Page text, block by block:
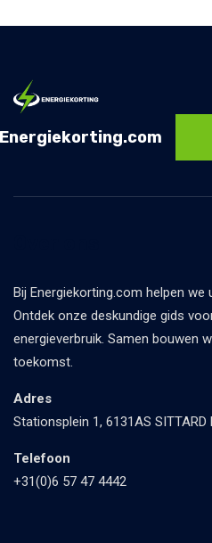
Energiekorting.com
Bij Energiekorting.com helpen
Ontdek onze deskundige gids
energieverbruik. Samen bouwen
toekomst.
Adres
Stationsplein 1, 6131AS SITTARD
Telefoon
+31(0)6 57 47 4442